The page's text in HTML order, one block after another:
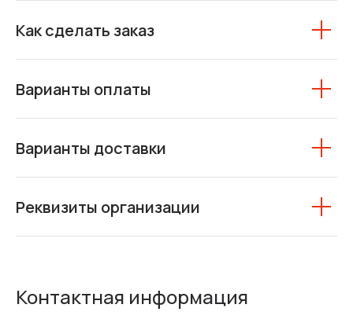
Как сделать заказ
Варианты оплаты
Варианты доставки
Реквизиты организации
Контактная информация